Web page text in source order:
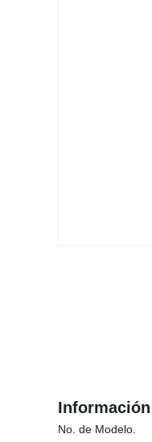
No. de Modelo.